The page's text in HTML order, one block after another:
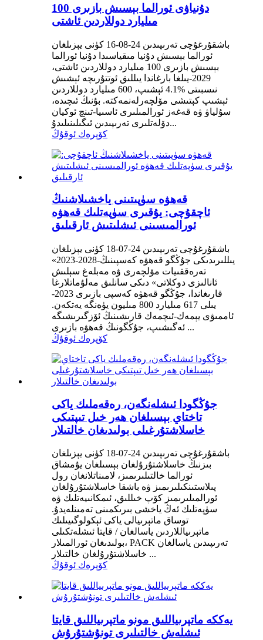
دۇنياۋى ئورالما بېسىش بازىرى 100
مىليارد دوللاردىن ئاشتى
باشقۇرغۇچى تەرىپىدىن 24-08-16 كۈنى يېزىلغان
ئورالما بېسىش دۇنيا مىقياسىدا دۇنيا ئورالما
بېسىش بازىرى 100 مىليارد دوللاردىن ئاشتى،
2029-يىلغا بارغاندا يىللىق ئوتتۇرىچە ئېشىش
نىسبىتى %4.1 ئېشىپ، 600 مىليارد دوللاردىن
ئېشىپ كېتىشى مۆلچەرلەنمەكتە. بۇنىڭ ئىچىدە،
سۇلياۋ ۋە قەغەز ئورالمىلىرى ئاسىيا-تىنچ ئوكيان
دۆلەتلىرى تەرىپىدىن ئىگىلىنىلىدۇ...
كۆپرەك ئوقۇڭ
قەھۋە سۈپىتىنى ياخشىلاشنىڭ
ئاچقۇچى: يۇقىرى سۈپەتلىك قەھۋە
ئورالمىسىنى ئىشلىتىش ئارقىلىق
باشقۇرغۇچى تەرىپىدىن 24-07-18 كۈنى يېزىلغان
«2023-2028-يىللىرىدىكى جۇڭگو قەھۋە كەسپىنىڭ
تەرەققىيات مۆلچەرى ۋە مەبلەغ سېلىش
ئانالىزى دوكلاتى» دىكى سانلىق مەلۇماتلارغا
قارىغاندا، جۇڭگو قەھۋە كەسپى بازىرى 2023-
يىلى 617 مىليارد 800 مىليون يۈەنگە يەتكەن.
ئاممىۋى يېمەك-ئىچمەك قارىشىنىڭ ئۆزگىرىشىگە
ئەگىشىپ، جۇڭگونىڭ قەھۋە بازىرى ...
كۆپرەك ئوقۇڭ
جۇڭگودا ئىشلەنگەن، رەقەملىك ياكى
تاختاي بېسىلغان ھەر خىل تىپتىكى
خاسلاشتۇرغىلى بولىدىغان خالتىلار
باشقۇرغۇچى تەرىپىدىن 24-07-18 كۈنى يېزىلغان
بىزنىڭ خاسلاشتۇرۇلغان بېسىلغان يۇمشاق
ئورالما خالتىلىرىمىز، لامىناتلانغان رول
پىلاستىنكىلىرىمىز ۋە باشقا خاسلاشتۇرۇلغان
ئورالمىلىرىمىز كۆپ خىللىق، ئىمكانىيەتلىك ۋە
سۈپەتلىك ئەڭ ياخشى بىرىكمىنى تەمىنلەيدۇ.
توساق ماتېرىيالى ياكى ئېكولوگىيىلىك
ماتېرىياللاردىن ياسالغان / قايتا ئىشلەتكىلى
بولىدىغان ئورالمىلار، PACK تەرىپىدىن ياسالغان
خاسلاشتۇرۇلغان خالتىلار ...
كۆپرەك ئوقۇڭ
يەككە ماتېرىياللىق مونو ماتېرىياللىق قايتا
ئىشلەش خالتىلىرى تونۇشتۇرۇش